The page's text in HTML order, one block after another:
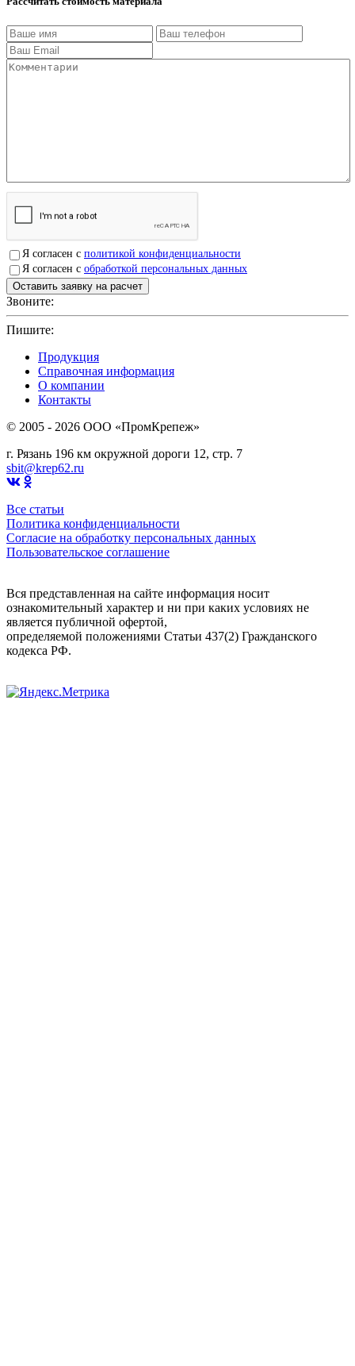
Я согласен с политикой конфиденциальности
Я согласен с обработкой персональных данных
Звоните:
Пишите:
Продукция
Справочная информация
О компании
Контакты
© 2005 - 2026 OOO «ПромКрепеж»
г. Рязань 196 км окружной дороги 12, стр. 7
sbit@krep62.ru
Все статьи
Политика конфиденциальности
Согласие на обработку персональных данных
Пользовательское соглашение
Вся представленная на сайте информация носит
ознакомительный характер и ни при каких условиях не
является публичной офертой,
определяемой положениями Статьи 437(2) Гражданского
кодекса РФ.